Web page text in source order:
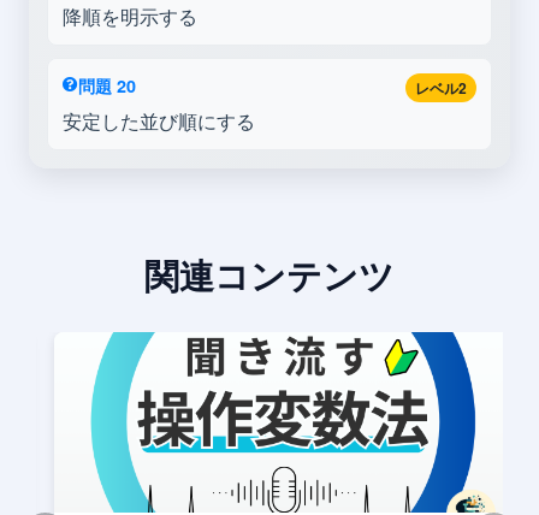
降順を明示する
レベル2
問題 20
安定した並び順にする
関連コンテンツ